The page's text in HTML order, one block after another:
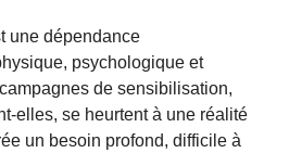
une dépendance
psychologique et
de sensibilisation,
elles, se heurtent à une réalité
un besoin profond, difficile à